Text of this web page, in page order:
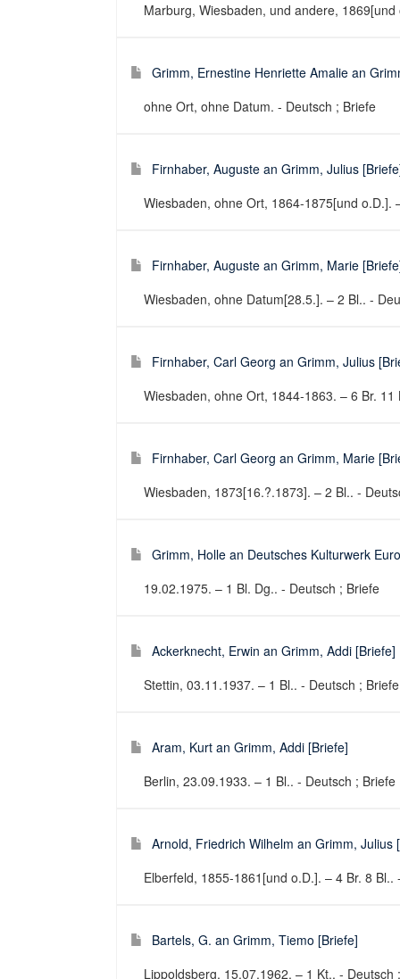
Marburg, Wiesbaden, und andere,
Grimm, Ernestine Henriette Amalie an
ohne Ort, ohne Datum. - Deutsch ; Briefe
Firnhaber, Auguste an Grimm, Julius
Wiesbaden, ohne Ort, 1864-1875[und o.D.].
Firnhaber, Auguste an Grimm, Marie
Wiesbaden, ohne Datum[28.5.]. – 2 Bl.. -
Firnhaber, Carl Georg an Grimm, Julius
Wiesbaden, ohne Ort, 1844-1863. – 6 Br. 11
Firnhaber, Carl Georg an Grimm, Marie
Wiesbaden, 1873[16.?.1873]. – 2 Bl.. -
Grimm, Holle an Deutsches Kulturwerk
19.02.1975. – 1 Bl. Dg.. - Deutsch ; Briefe
Ackerknecht, Erwin an Grimm, Addi [Briefe]
Stettin, 03.11.1937. – 1 Bl.. - Deutsch ; Briefe
Aram, Kurt an Grimm, Addi [Briefe]
Berlin, 23.09.1933. – 1 Bl.. - Deutsch ; Briefe
Arnold, Friedrich Wilhelm an Grimm, Julius
Elberfeld, 1855-1861[und o.D.]. – 4 Br. 8 Bl..
Bartels, G. an Grimm, Tiemo [Briefe]
Lippoldsberg, 15.07.1962. – 1 Kt.. - Deutsch